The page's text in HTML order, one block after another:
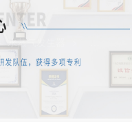
水蒸气发生器